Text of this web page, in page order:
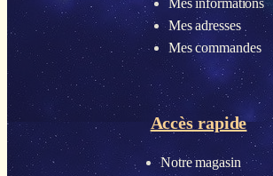
Mes informations
Mes adresses
Mes commandes
Accès rapide
Notre magasin